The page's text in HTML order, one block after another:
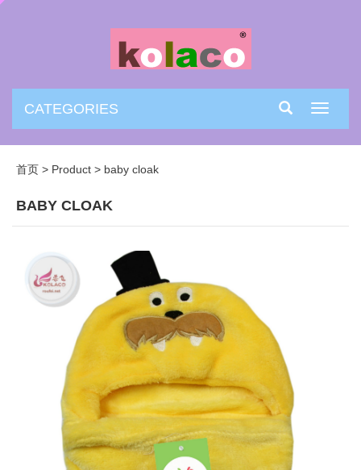
Toggle
CATEGORIES
首页 > Product > baby cloak
BABY CLOAK